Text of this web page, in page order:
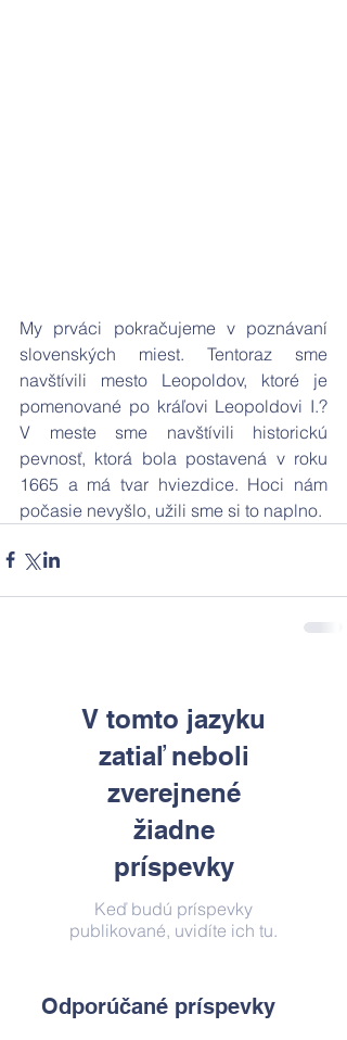
My prváci pokračujeme v poznávaní
slovenských miest. Tentoraz sme
navštívili mesto Leopoldov, ktoré je
pomenované po kráľovi Leopoldovi I.?
V meste sme navštívili historickú
pevnosť, ktorá bola postavená v roku
1665 a má tvar hviezdice. Hoci nám
počasie nevyšlo, užili sme si to naplno.
V tomto jazyku
zatiaľ neboli
zverejnené
žiadne
príspevky
Keď budú príspevky
publikované, uvidíte ich tu.
Odporúčané príspevky